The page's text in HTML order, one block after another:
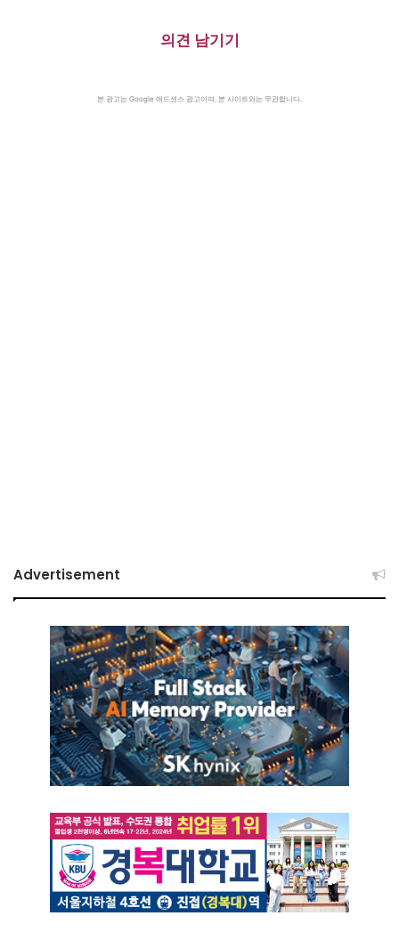
의견 남기기
본 광고는 Google 애드센스 광고이며, 본 사이트와는 무관합니다.
Advertisement